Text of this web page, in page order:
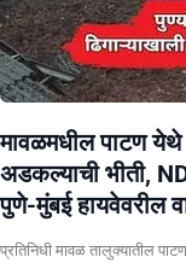
मावळमधील पाटण येथे
अडकल्याची भीती,
पुणे-मुंबई हायवेवरील
​प्रतिनिधी मावळ तालुक्यातील